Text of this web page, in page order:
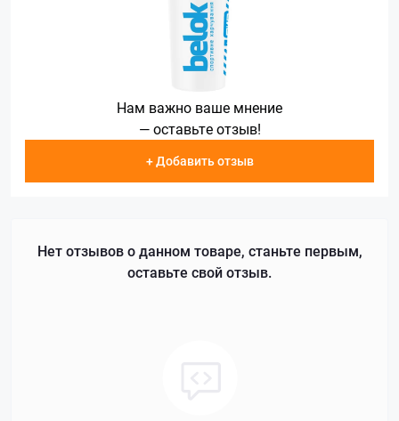
Нам важно ваше мнение
— оставьте отзыв!
+ Добавить отзыв
Нет отзывов о данном товаре, станьте первым,
оставьте свой отзыв.